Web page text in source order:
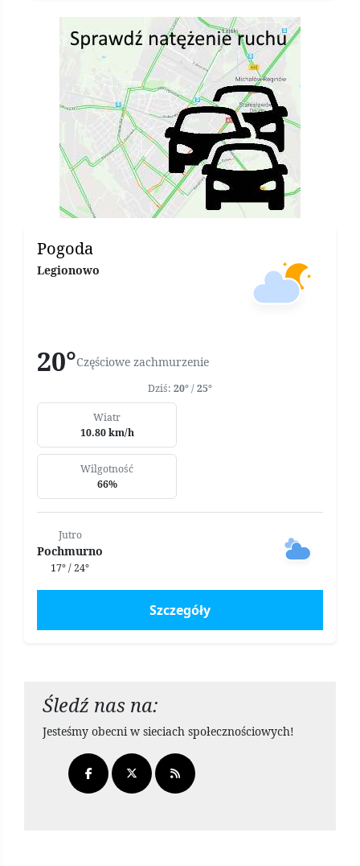
Pogoda
Legionowo
20°Częściowe zachmurzenie
Dziś: 20°/25°
Wiatr
10.80 km/h
Wilgotność
66%
Jutro
Pochmurno
17° / 24°
Szczegóły
Śledź nas na:
Jesteśmy obecni w sieciach społecznościowych!